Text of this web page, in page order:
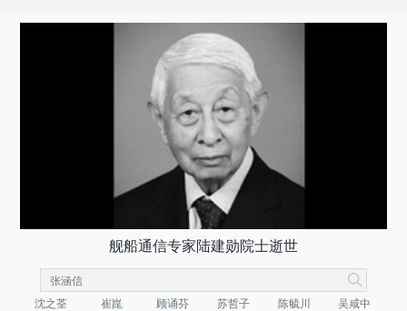
舰船通信专家陆建勋院士逝世
沈之荃 崔崑 顾诵芬 苏哲子 陈毓川
吴咸中